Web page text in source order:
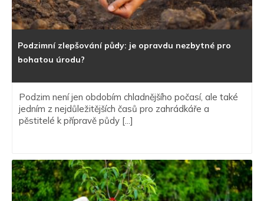
Podzimní zlepšování půdy: je opravdu nezbytné pro
bohatou úrodu?
Podzim není jen obdobím chladnějšího počasí, ale také
jedním z nejdůležitějších časů pro zahrádkáře a
pěstitelé k přípravě půdy [...]